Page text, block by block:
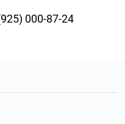
000-87-24